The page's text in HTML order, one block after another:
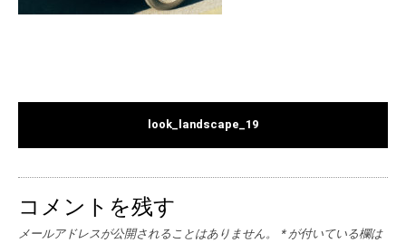
look_landscape_19
コメントを残す
メールアドレスが公開されることはありません。 *が付いている欄は